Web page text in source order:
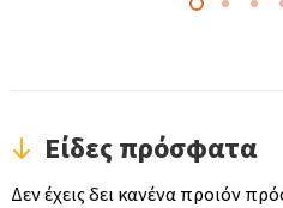
Είδες πρόσφατα
Δεν έχεις δει κανένα προιόν